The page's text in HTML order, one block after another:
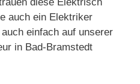
auch ein Elektriker
einfach auf unserer
in Bad-Bramstedt